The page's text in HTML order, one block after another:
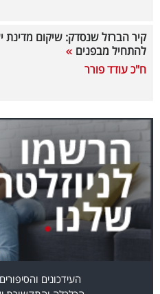
קריפטו
ויראלי
עסקי
ספורט
קריירה
ולימודים
קיר הברזל שנסדק: שיקום מדינת
להתחיל מבפנים
ח"כ עודד פורר
העידכונים